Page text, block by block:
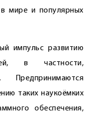
мире и популярных
импульс развитию
в частности,
Предпринимаются
таких наукоёмких
обеспечения,